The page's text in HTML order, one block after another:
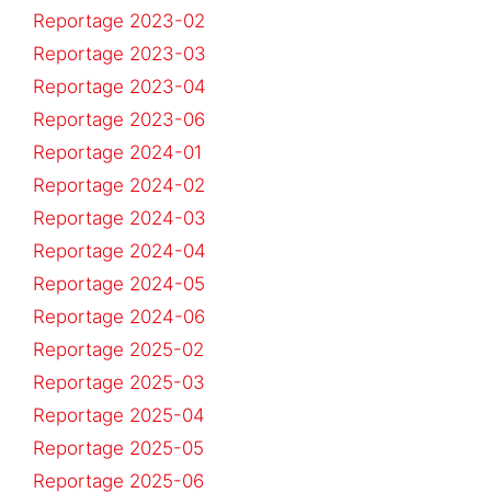
Reportage 2023-02
Reportage 2023-03
Reportage 2023-04
Reportage 2023-06
Reportage 2024-01
Reportage 2024-02
Reportage 2024-03
Reportage 2024-04
Reportage 2024-05
Reportage 2024-06
Reportage 2025-02
Reportage 2025-03
Reportage 2025-04
Reportage 2025-05
Reportage 2025-06